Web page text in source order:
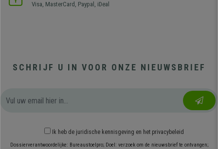
Visa, MasterCard, Paypal, iDeal
SCHRIJF U IN VOOR ONZE NIEUWSBRIEF
Ik heb de juridische kennisgeving en het privacybeleid
Dossierverantwoordelijke: Bureaustoelpro; Doel: verzoek om de nieuwsbrief te ontvangen;